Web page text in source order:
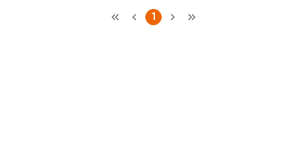
처음이전1 다음마지막